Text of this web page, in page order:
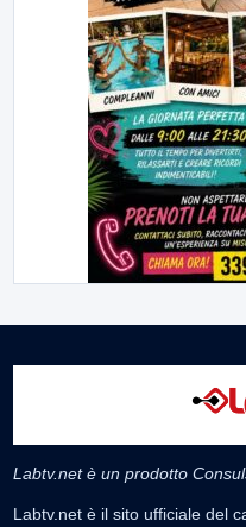
Labtv.net è un prodotto
Labtv.net è il sito ufficiale del